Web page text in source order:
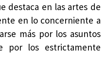
destaca en las artes de
en lo concerniente a
más por los asuntos
por los estrictamente